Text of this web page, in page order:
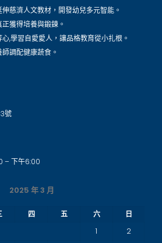
慈濟人文教材，開發幼兒多元智能。
獲得培養與鍛鍊。
,學習自愛愛人，讓品格教育從小扎根。
調配健康蔬食。
號
– 下午6:00
2025 年 3 月
四 五 六
日
1
2